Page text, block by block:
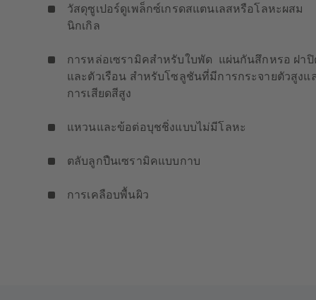
วัสดุซูเปอร์ดูเพล็กซ์เกรดสแตนเลสหรือโลหะผสม
นิกเกิล
การหล่อเซรามิคสำหรับใบพัด แผ่นกันสึกหรอ ฝาปิ
และตัวเรือน สำหรับโซลูชันที่มีการกระจายตัวสูงแ
การเสียดสีสูง
แหวนและข้อต่อบุชชิ่งแบบไม่มีโลหะ
ตลับลูกปืนเซรามิคแบบกาบ
การเคลือบพื้นผิว